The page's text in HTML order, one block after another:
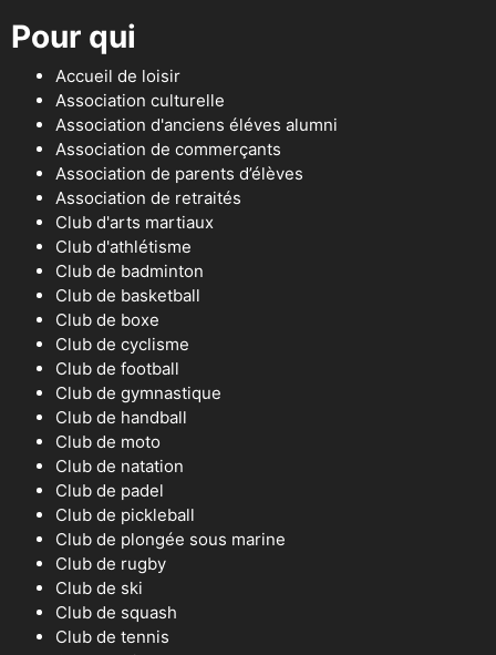
Pour qui
Accueil de loisir
Association culturelle
Association d'anciens éléves alumni
Association de commerçants
Association de parents d’élèves
Association de retraités
Club d'arts martiaux
Club d'athlétisme
Club de badminton
Club de basketball
Club de boxe
Club de cyclisme
Club de football
Club de gymnastique
Club de handball
Club de moto
Club de natation
Club de padel
Club de pickleball
Club de plongée sous marine
Club de rugby
Club de ski
Club de squash
Club de tennis